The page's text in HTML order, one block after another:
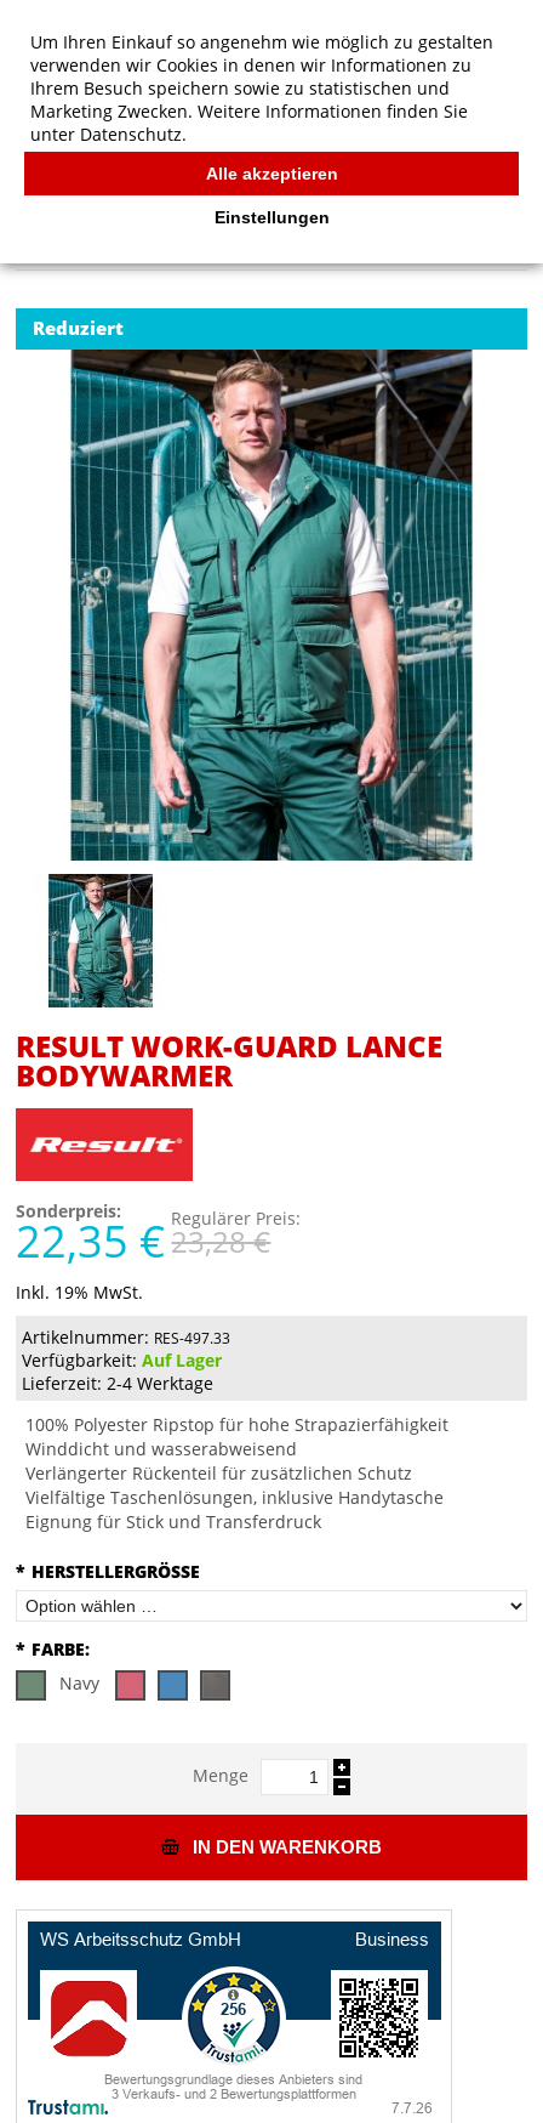
Result Work-Guard Lance Bodywarmer
Reduziert
RESULT WORK-GUARD LANCE
BODYWARMER
Sonderpreis:
22,35 € Regulärer Preis:
23,28 €
Inkl. 19% MwSt.
Artikelnummer: RES-497.33
Verfügbarkeit:Auf Lager
Lieferzeit: 2-4 Werktage
100% Polyester Ripstop für hohe Strapazierfähigkeit
Winddicht und wasserabweisend
Verlängerter Rückenteil für zusätzlichen Schutz
Vielfältige Taschenlösungen, inklusive Handytasche
Eignung für Stick und Transferdruck
* HERSTELLERGRÖSSE
* FARBE:
Navy
Menge
IN DEN WARENKORB
Um Ihren Einkauf so angenehm wie möglich zu gestalten
verwenden wir Cookies in denen wir Informationen zu
Ihrem Besuch speichern sowie zu statistischen und
Marketing Zwecken. Weitere Informationen finden Sie
unter Datenschutz.
Alle akzeptieren
Einstellungen